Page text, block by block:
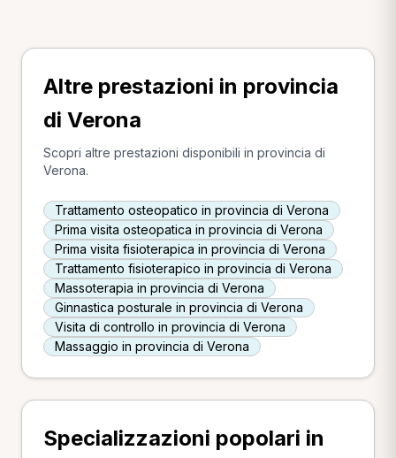
Altre prestazioni in provincia
di Verona
Scopri altre prestazioni disponibili in provincia di
Verona.
Trattamento osteopatico in provincia di Verona
Prima visita osteopatica in provincia di Verona
Prima visita fisioterapica in provincia di Verona
Trattamento fisioterapico in provincia di Verona
Massoterapia in provincia di Verona
Ginnastica posturale in provincia di Verona
Visita di controllo in provincia di Verona
Massaggio in provincia di Verona
Specializzazioni popolari in